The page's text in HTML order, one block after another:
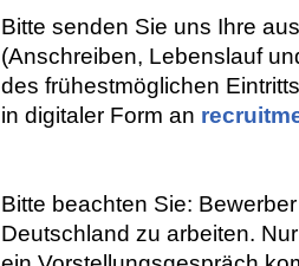
Bitte senden Sie uns Ihre
(Anschreiben, Lebenslauf
des frühestmöglichen
in digitaler Form an
Bitte beachten Sie:
Deutschland zu arbeiten.